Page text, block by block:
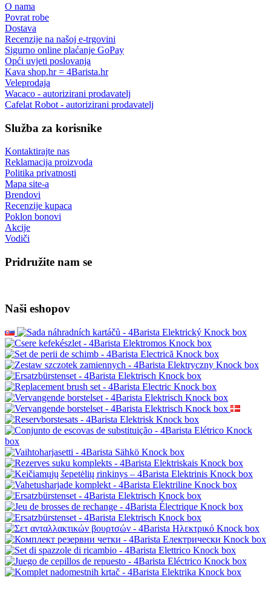
O nama
Povrat robe
Dostava
Recenzije na našoj e-trgovini
Sigurno online plaćanje GoPay
Opći uvjeti poslovanja
Kava shop.hr = 4Barista.hr
Veleprodaja
Wacaco - autorizirani prodavatelj
Cafelat Robot - autorizirani prodavatelj
Služba za korisnike
Kontaktirajte nas
Reklamacija proizvoda
Politika privatnosti
Mapa site-a
Brendovi
Recenzije kupaca
Poklon bonovi
Akcije
Vodiči
Pridružite nam se
Naši eshopov